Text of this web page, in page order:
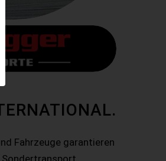
Fahrzeuge garantieren